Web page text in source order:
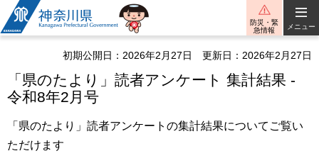
神奈川県
防災・緊
急情報
メニュー
初期公開日：2026年2月27日 更新日：2026年2月27日
「県のたより」読者アンケート 集計結果 -
令和8年2月号
「県のたより」読者アンケートの集計結果についてご覧い
ただけます